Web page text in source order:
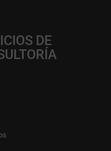
DE